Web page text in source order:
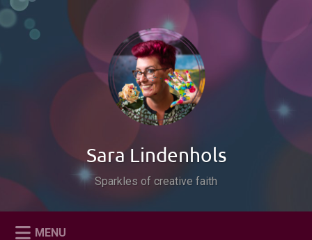
Naar
inhoud
Zoeken
Sara Lindenhols
Sparkles of creative faith
MENU